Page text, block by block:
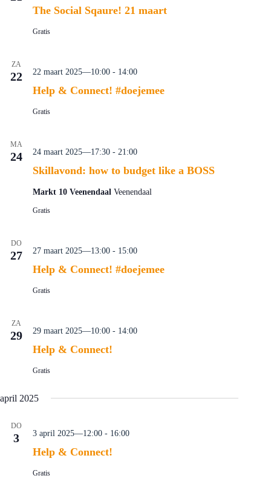
The Social Sqaure! 21 maart
Gratis
ZA
22
Help & Connect! #doejemee
22 maart 2025—10:00 - 14:00
Gratis
MA
24
Skillavond: how to budget like a BOSS
24 maart 2025—17:30 - 21:00
Markt 10 Veenendaal Veenendaal
Gratis
DO
27
Help & Connect! #doejemee
27 maart 2025—13:00 - 15:00
Gratis
ZA
29
Help & Connect!
29 maart 2025—10:00 - 14:00
Gratis
april 2025
DO
3
Help & Connect!
3 april 2025—12:00 - 16:00
Gratis